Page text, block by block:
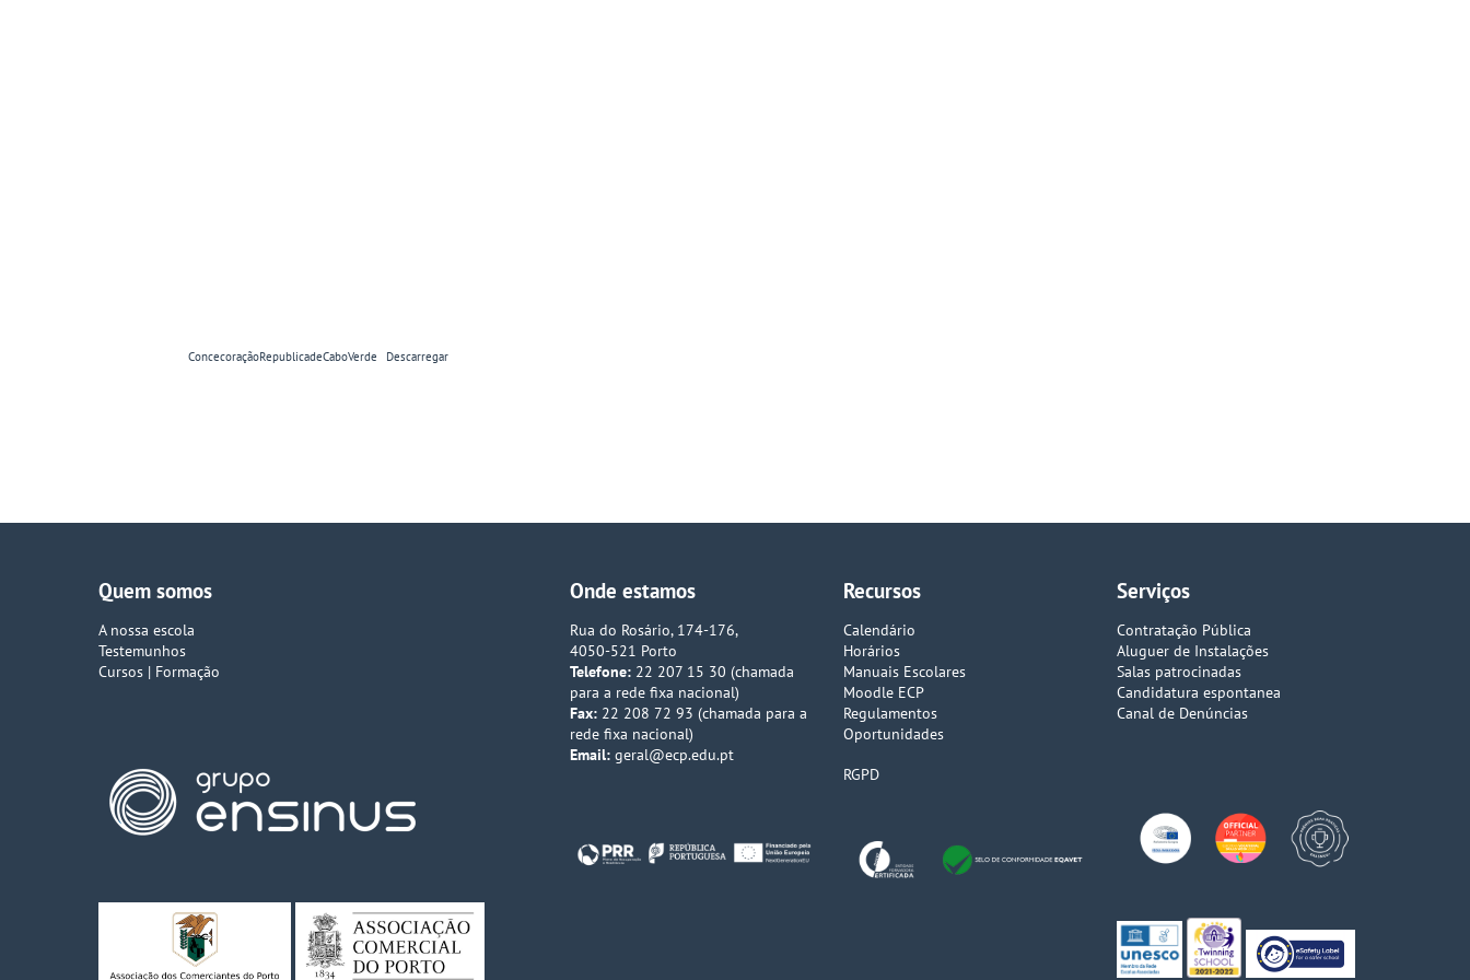
ConcecoraçãoRepublicadeCaboVerde Descarregar
Quem somos
A nossa escola
Testemunhos
Cursos | Formação
Onde estamos
Rua do Rosário, 174-176,
4050-521 Porto
Telefone:22 207 15 30 (chamada
para a rede fixa nacional)
Fax:22 208 72 93 (chamada para a
rede fixa nacional)
Email: geral@ecp.edu.pt
Recursos
Calendário
Horários
Manuais Escolares
Moodle ECP
Regulamentos
Oportunidades
RGPD
Serviços
Contratação Pública
Aluguer de Instalações
Salas patrocinadas
Candidatura espontanea
Canal de Denúncias